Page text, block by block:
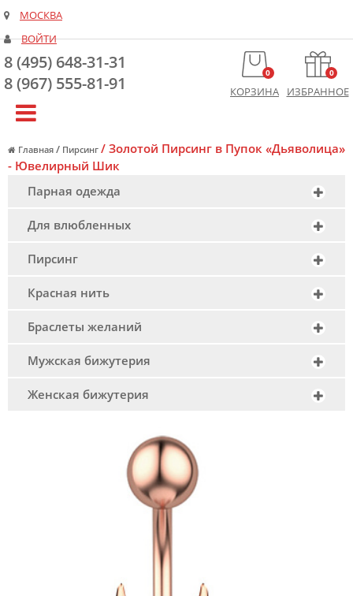
МОСКВА
ВОЙТИ
8 (495) 648-31-31
8 (967) 555-81-91
0
КОРЗИНА
0
ИЗБРАННОЕ
Главная / Пирсинг /Золотой Пирсинг в Пупок «Дьяволица»
- Ювелирный Шик
Парная одежда
Для влюбленных
Пирсинг
Красная нить
Браслеты желаний
Мужская бижутерия
Женская бижутерия